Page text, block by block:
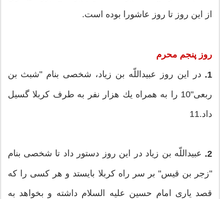
از این روز تا روز عاشورا بوده است.
روز پنجم محرم
1. در این روز عبیداللّه‏ بن زیاد، شخصی بنام "شبث بن
ربعی"10 را به همراه یك هزار نفر به طرف كربلا گسیل
داد.11
2. عبیداللّه‏ بن زیاد در این روز دستور داد تا شخصی بنام
"زجر بن قیس" بر سر راه كربلا بایستد و هر كسی را كه
قصد یاری امام حسین علیه ‏السلام داشته و بخواهد به